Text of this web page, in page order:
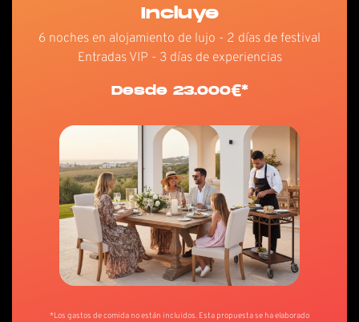
Incluye
6 noches en alojamiento de lujo - 2 días de festival
Entradas VIP - 3 días de experiencias
Desde 23.000€*
*Los gastos de comida no están incluidos. Esta propuesta se ha elaborado